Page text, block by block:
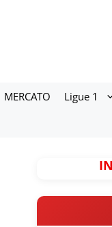
MERCATO Ligue 1